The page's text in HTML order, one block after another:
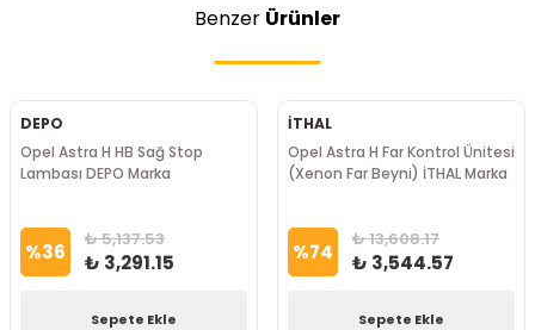
Benzer Ürünler
DEPO
Opel Astra H HB Sağ Stop
Lambası DEPO Marka
%36 ₺ 5,137.53
₺ 3,291.15
Sepete Ekle
İTHAL
Opel Astra H Far Kontrol Ünitesi
(Xenon Far Beyni) İTHAL Marka
%74 ₺ 13,608.17
₺ 3,544.57
Sepete Ekle